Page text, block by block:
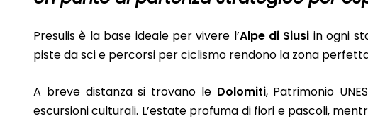
Presulis è la base ideale per vivere l’Alpe di Siusi in ogni
piste da sci e percorsi per ciclismo rendono la zona
A breve distanza si trovano le Dolomiti, Patrimonio
escursioni culturali. L’estate profuma di fiori e pascoli,